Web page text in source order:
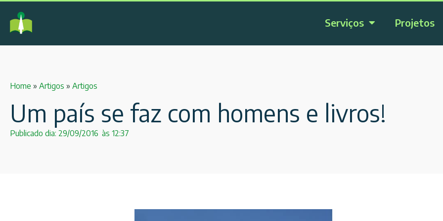
Serviços Projetos
Home » Artigos » Artigos
Um país se faz com homens e livros!
Publicado dia: 29/09/2016 às 12:37